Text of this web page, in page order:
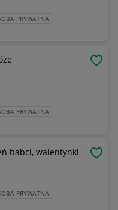
PRYWATNA
PRYWATNA
babci, walentynki
PRYWATNA